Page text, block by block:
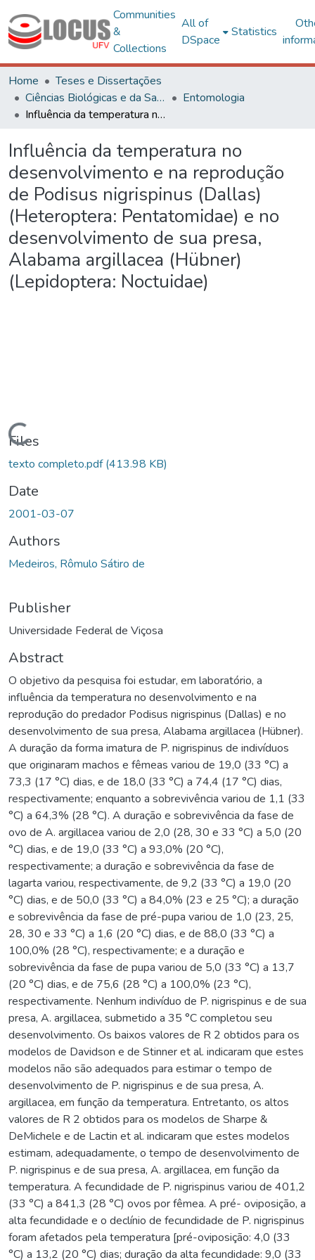
Communities
&
Collections
All of
DSpace
Statistics
Home
Teses e Dissertações
Ciências Biológicas e da Saúde
Entomologia
Influência da temperatura no desenvolvimento e na reprodução de Podisus nigrispinus (Dallas) (Heteroptera: Pentatomidae) e no desenvolvimento de sua presa, Alabama argillacea (Hübner) (Lepidoptera: Noctuidae)
Influência da temperatura no
desenvolvimento e na reprodução
de Podisus nigrispinus (Dallas)
(Heteroptera: Pentatomidae) e no
desenvolvimento de sua presa,
Alabama argillacea (Hübner)
(Lepidoptera: Noctuidae)
Files
texto completo.pdf(413.98 KB)
Date
2001-03-07
Authors
Medeiros, Rômulo Sátiro de
Publisher
Universidade Federal de Viçosa
Abstract
O objetivo da pesquisa foi estudar, em laboratório, a
influência da temperatura no desenvolvimento e na
reprodução do predador Podisus nigrispinus (Dallas) e no
desenvolvimento de sua presa, Alabama argillacea (Hübner).
A duração da forma imatura de P. nigrispinus de indivíduos
que originaram machos e fêmeas variou de 19,0 (33 °C) a
73,3 (17 °C) dias, e de 18,0 (33 °C) a 74,4 (17 °C) dias,
respectivamente; enquanto a sobrevivência variou de 1,1 (33
°C) a 64,3% (28 °C). A duração e sobrevivência da fase de
ovo de A. argillacea variou de 2,0 (28, 30 e 33 °C) a 5,0 (20
°C) dias, e de 19,0 (33 °C) a 93,0% (20 °C),
respectivamente; a duração e sobrevivência da fase de
lagarta variou, respectivamente, de 9,2 (33 °C) a 19,0 (20
°C) dias, e de 50,0 (33 °C) a 84,0% (23 e 25 °C); a duração
e sobrevivência da fase de pré-pupa variou de 1,0 (23, 25,
28, 30 e 33 °C) a 1,6 (20 °C) dias, e de 88,0 (33 °C) a
100,0% (28 °C), respectivamente; e a duração e
sobrevivência da fase de pupa variou de 5,0 (33 °C) a 13,7
(20 °C) dias, e de 75,6 (28 °C) a 100,0% (23 °C),
respectivamente. Nenhum indivíduo de P. nigrispinus e de sua
presa, A. argillacea, submetido a 35 °C completou seu
desenvolvimento. Os baixos valores de R 2 obtidos para os
modelos de Davidson e de Stinner et al. indicaram que estes
modelos não são adequados para estimar o tempo de
desenvolvimento de P. nigrispinus e de sua presa, A.
argillacea, em função da temperatura. Entretanto, os altos
valores de R 2 obtidos para os modelos de Sharpe &
DeMichele e de Lactin et al. indicaram que estes modelos
estimam, adequadamente, o tempo de desenvolvimento de
P. nigrispinus e de sua presa, A. argillacea, em função da
temperatura. A fecundidade de P. nigrispinus variou de 401,2
(33 °C) a 841,3 (28 °C) ovos por fêmea. A pré- oviposição, a
alta fecundidade e o declínio de fecundidade de P. nigrispinus
foram afetados pela temperatura [pré-oviposição: 4,0 (33
°C) a 13,2 (20 °C) dias; duração da alta fecundidade: 9,0 (33